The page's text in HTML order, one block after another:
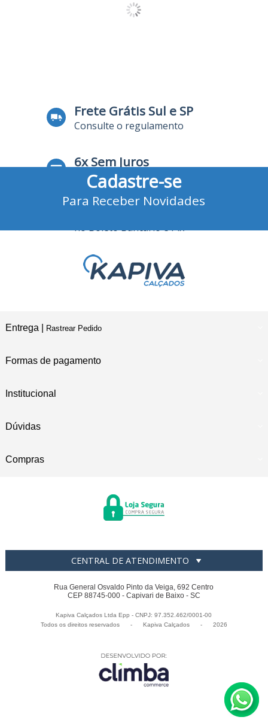
Frete Grátis Sul e SP
Consulte o regulamento
6x Sem Juros
no Cartão de Crédito
no Boleto Bancário e Pix
Cadastre-se
Para Receber Novidades
Entrega | Rastrear Pedido
Formas de pagamento
Institucional
Dúvidas
Compras
CENTRAL DE ATENDIMENTO
Rua General Osvaldo Pinto da Veiga, 692 Centro
CEP 88745-000 - Capivari de Baixo - SC
Kapiva Calçados Ltda Epp - CNPJ: 97.352.462/0001-00
Todos os direitos reservados
- Kapiva Calçados - 2026